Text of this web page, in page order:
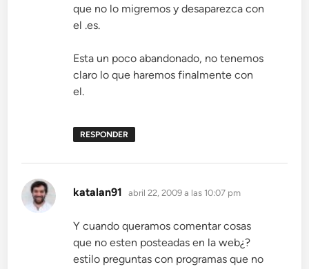
que no lo migremos y desaparezca con
el .es.
Esta un poco abandonado, no tenemos
claro lo que haremos finalmente con
el.
RESPONDER
katalan91 dice:
abril 22, 2009 a las 10:07 pm
Y cuando queramos comentar cosas
que no esten posteadas en la web¿?
estilo preguntas con programas que no